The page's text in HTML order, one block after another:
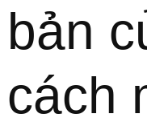
bản
cách